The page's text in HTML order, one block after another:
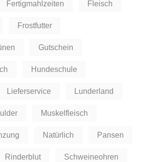
Fertigmahlzeiten Fleisch
Frostfutter
Gutschein
Hundeschule
Lieferservice Lunderland
Muskelfleisch
Natürlich Pansen
Rinderblut Schweineohren